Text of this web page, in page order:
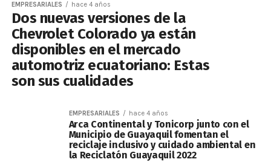
EMPRESARIALES hace 4 años
Dos nuevas versiones de la
Chevrolet Colorado ya están
disponibles en el mercado
automotriz ecuatoriano: Estas
son sus cualidades
EMPRESARIALES hace 4 años
Arca Continental y Tonicorp junto con el
Municipio de Guayaquil fomentan el
reciclaje inclusivo y cuidado ambiental en
la Reciclatón Guayaquil 2022